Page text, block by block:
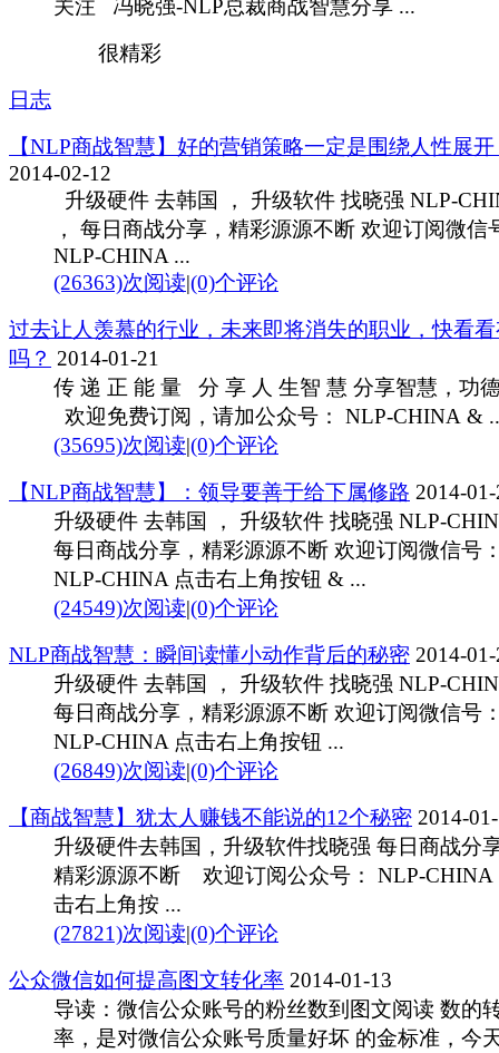
关注 冯晓强-NLP总裁商战智慧分享 ...
很精彩
日志
【NLP商战智慧】好的营销策略一定是围绕人性展
2014-02-12
升级硬件 去韩国 ， 升级软件 找晓强 NLP-
， 每日商战分享，精彩源源不断 欢迎订阅微信
NLP-CHINA ...
(26363)次阅读|(0)个评论
过去让人羡慕的行业，未来即将消失的职业，快看
吗？ 2014-01-21
传 递 正 能 量 分 享 人 生智 慧 分享智慧，功
欢迎免费订阅，请加公众号： NLP-CHINA &
(35695)次阅读|(0)个评论
【NLP商战智慧】：领导要善于给下属修路 2014-
升级硬件 去韩国 ， 升级软件 找晓强 NLP-
每日商战分享，精彩源源不断 欢迎订阅微信号
NLP-CHINA 点击右上角按钮 & ...
(24549)次阅读|(0)个评论
NLP商战智慧：瞬间读懂小动作背后的秘密 2014-
升级硬件 去韩国 ， 升级软件 找晓强 NLP-
每日商战分享，精彩源源不断 欢迎订阅微信号
NLP-CHINA 点击右上角按钮 ...
(26849)次阅读|(0)个评论
【商战智慧】犹太人赚钱不能说的12个秘密 2014-
升级硬件去韩国，升级软件找晓强 每日商战分
精彩源源不断 欢迎订阅公众号： NLP-
击右上角按 ...
(27821)次阅读|(0)个评论
公众微信如何提高图文转化率 2014-01-13
导读：微信公众账号的粉丝数到图文阅读 数的
率，是对微信公众账号质量好坏 的金标准，今